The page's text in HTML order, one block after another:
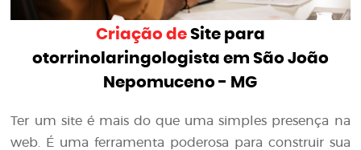
Criação deSite para
otorrinolaringologista em São João
Nepomuceno - MG
Ter um site é mais do que uma simples presença na
web. É uma ferramenta poderosa para construir sua